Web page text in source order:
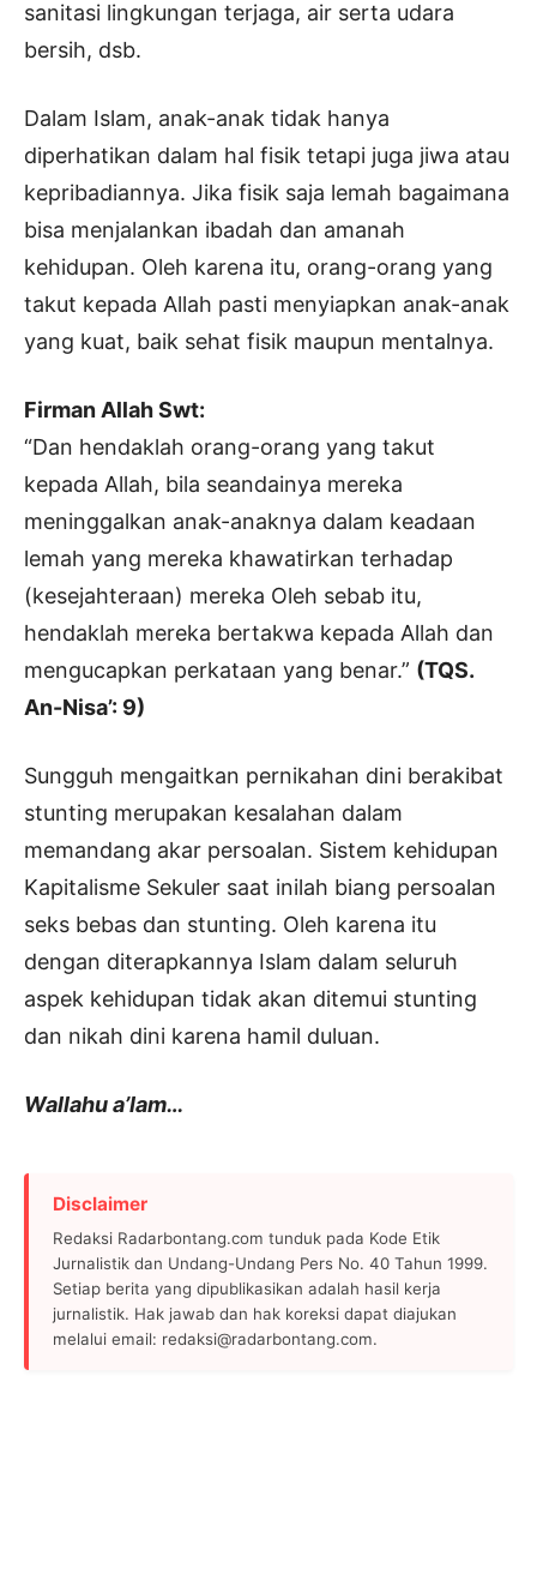
sanitasi lingkungan terjaga, air serta udara
bersih, dsb.
Dalam Islam, anak-anak tidak hanya
diperhatikan dalam hal fisik tetapi juga jiwa atau
kepribadiannya. Jika fisik saja lemah bagaimana
bisa menjalankan ibadah dan amanah
kehidupan. Oleh karena itu, orang-orang yang
takut kepada Allah pasti menyiapkan anak-anak
yang kuat, baik sehat fisik maupun mentalnya.
Firman Allah Swt:
“Dan hendaklah orang-orang yang takut
kepada Allah, bila seandainya mereka
meninggalkan anak-anaknya dalam keadaan
lemah yang mereka khawatirkan terhadap
(kesejahteraan) mereka Oleh sebab itu,
hendaklah mereka bertakwa kepada Allah dan
mengucapkan perkataan yang benar.” (TQS.
An-Nisa’: 9)
Sungguh mengaitkan pernikahan dini berakibat
stunting merupakan kesalahan dalam
memandang akar persoalan. Sistem kehidupan
Kapitalisme Sekuler saat inilah biang persoalan
seks bebas dan stunting. Oleh karena itu
dengan diterapkannya Islam dalam seluruh
aspek kehidupan tidak akan ditemui stunting
dan nikah dini karena hamil duluan.
Wallahu a’lam…
Disclaimer
Redaksi Radarbontang.com tunduk pada Kode Etik
Jurnalistik dan Undang-Undang Pers No. 40 Tahun 1999.
Setiap berita yang dipublikasikan adalah hasil kerja
jurnalistik. Hak jawab dan hak koreksi dapat diajukan
melalui email: redaksi@radarbontang.com.